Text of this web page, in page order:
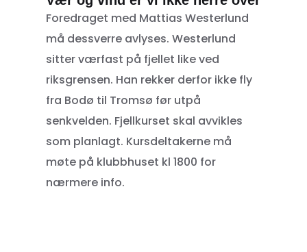
Foredraget med Mattias Westerlund
må dessverre avlyses. Westerlund
sitter værfast på fjellet like ved
riksgrensen. Han rekker derfor ikke fly
fra Bodø til Tromsø før utpå
senkvelden. Fjellkurset skal avvikles
som planlagt. Kursdeltakerne må
møte på klubbhuset kl 1800 for
nærmere info.